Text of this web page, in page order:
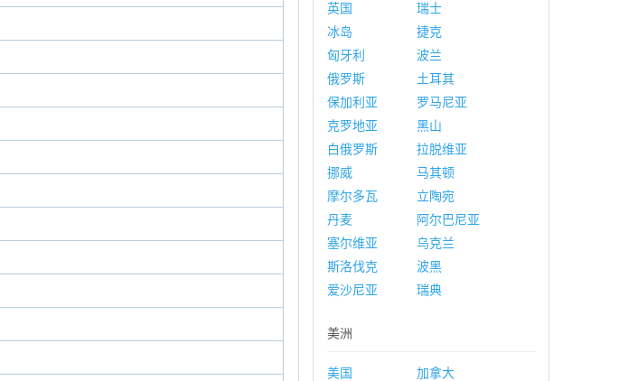
英国
瑞士
冰岛
捷克
匈牙利
波兰
俄罗斯
土耳其
保加利亚
罗马尼亚
克罗地亚
黑山
白俄罗斯
拉脱维亚
挪威
马其顿
摩尔多瓦
立陶宛
丹麦
阿尔巴尼亚
塞尔维亚
乌克兰
斯洛伐克
波黑
爱沙尼亚
瑞典
美洲
美国
加拿大